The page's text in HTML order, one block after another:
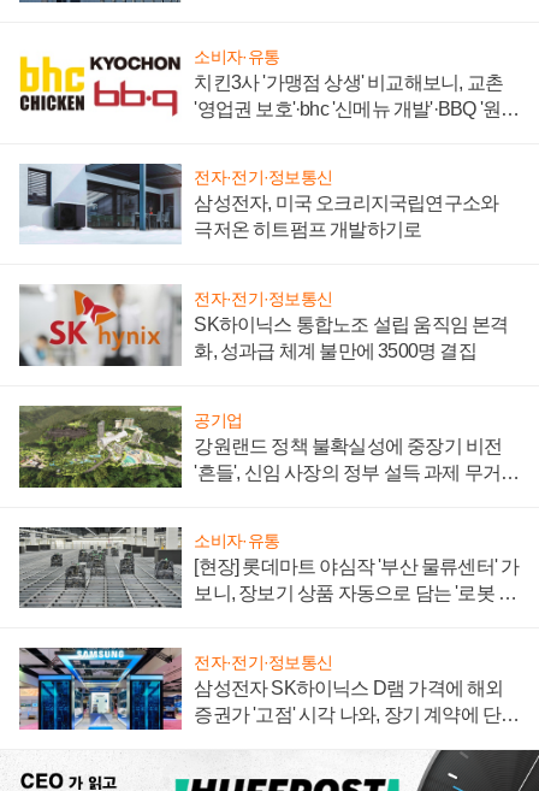
소비자·유통
치킨3사 '가맹점 상생' 비교해보니, 교촌
'영업권 보호'·bhc '신메뉴 개발'·BBQ '원가
전자·전기·정보통신
삼성전자, 미국 오크리지국립연구소와
극저온 히트펌프 개발하기로
전자·전기·정보통신
SK하이닉스 통합노조 설립 움직임 본격
화, 성과급 체계 불만에 3500명 결집
공기업
강원랜드 정책 불확실성에 중장기 비전
'흔들', 신임 사장의 정부 설득 과제 무거워
소비자·유통
[현장] 롯데마트 야심작 '부산 물류센터' 가
보니, 장보기 상품 자동으로 담는 '로봇 40
전자·전기·정보통신
삼성전자 SK하이닉스 D램 가격에 해외
증권가 '고점' 시각 나와, 장기 계약에 단점